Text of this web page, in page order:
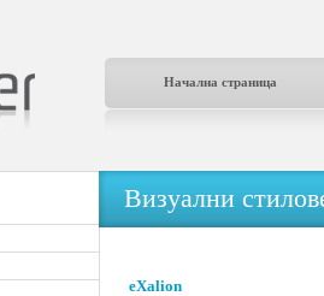
Начална страница
Визуални
eXalion